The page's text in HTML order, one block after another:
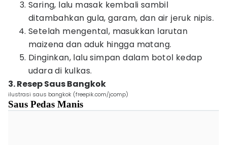
Saring, lalu masak kembali sambil
ditambahkan gula, garam, dan air jeruk nipis.
Setelah mengental, masukkan larutan
maizena dan aduk hingga matang.
Dinginkan, lalu simpan dalam botol kedap
udara di kulkas.
3. Resep Saus Bangkok
ilustrasi saus bangkok (freepik.com/jcomp)
Saus Pedas Manis